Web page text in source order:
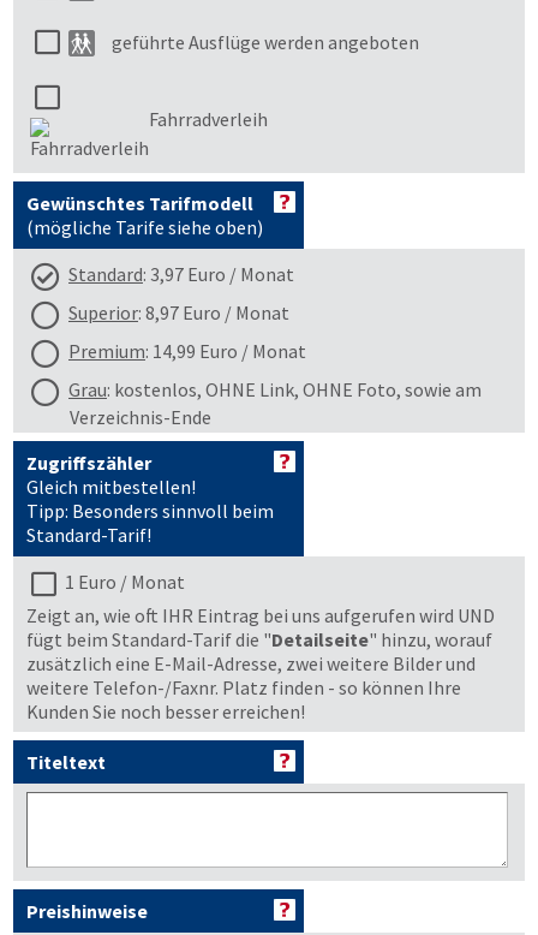
geführte Ausflüge werden angeboten
Fahrradverleih
Gewünschtes Tarifmodell
(mögliche Tarife siehe oben)
Standard: 3,97 Euro / Monat
Superior: 8,97 Euro / Monat
Premium: 14,99 Euro / Monat
Grau: kostenlos, OHNE Link, OHNE Foto, sowie am
Verzeichnis-Ende
Zugriffszähler
Gleich mitbestellen!
Tipp: Besonders sinnvoll beim
Standard-Tarif!
1 Euro / Monat
Zeigt an, wie oft IHR Eintrag bei uns aufgerufen wird UND
fügt beim Standard-Tarif die "Detailseite" hinzu, worauf
zusätzlich eine E-Mail-Adresse, zwei weitere Bilder und
weitere Telefon-/Faxnr. Platz finden - so können Ihre
Kunden Sie noch besser erreichen!
Titeltext
Preishinweise